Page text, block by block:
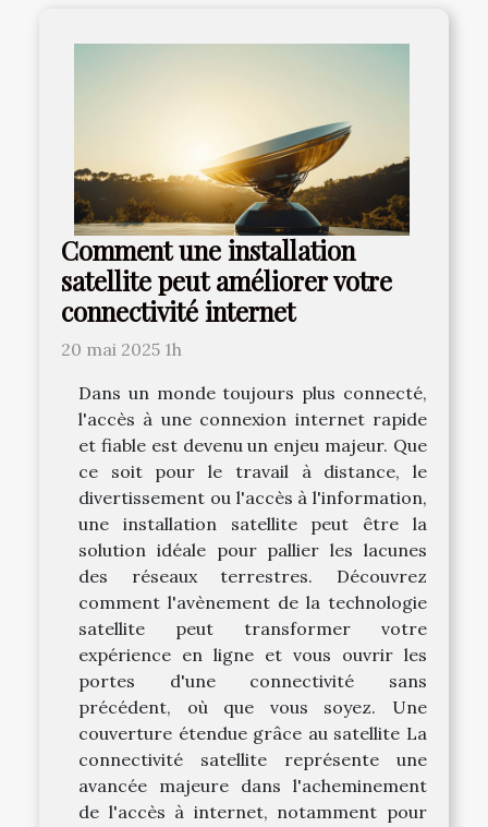
Comment une installation
satellite peut améliorer votre
connectivité internet
20 mai 2025 1h
Dans un monde toujours plus connecté,
l'accès à une connexion internet rapide
et fiable est devenu un enjeu majeur. Que
ce soit pour le travail à distance, le
divertissement ou l'accès à l'information,
une installation satellite peut être la
solution idéale pour pallier les lacunes
des réseaux terrestres. Découvrez
comment l'avènement de la technologie
satellite peut transformer votre
expérience en ligne et vous ouvrir les
portes d'une connectivité sans
précédent, où que vous soyez. Une
couverture étendue grâce au satellite La
connectivité satellite représente une
avancée majeure dans l'acheminement
de l'accès à internet, notamment pour